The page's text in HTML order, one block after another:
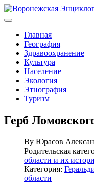
Главная
География
Здравоохранение
Культура
Население
Экология
Этнография
Туризм
Герб
By Юрасов
Родительская
области и их
Категория:
области